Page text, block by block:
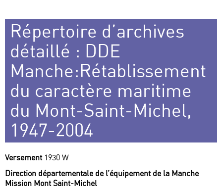
Répertoire d’archives
détaillé : DDE
Manche:Rétablissement
du caractère maritime
du Mont-Saint-Michel,
1947-2004
Versement 1930 W
Direction départementale de l’équipement de la Manche
Mission Mont Saint-Michel